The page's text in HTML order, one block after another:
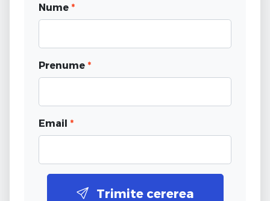
Nume *
Prenume *
Email *
Trimite cererea